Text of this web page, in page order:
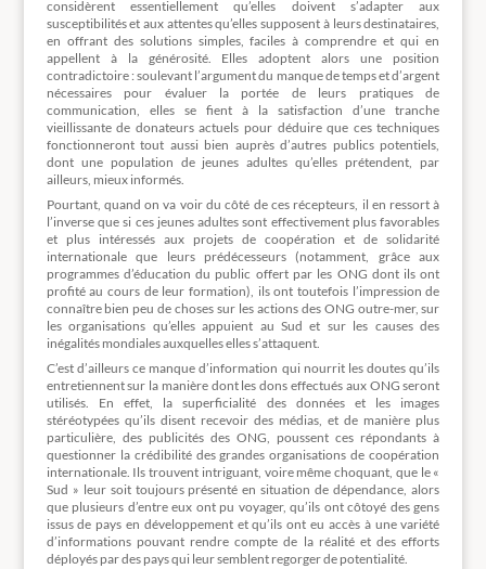
considèrent essentiellement qu’elles doivent s’adapter aux
susceptibilités et aux attentes qu’elles supposent à leurs destinataires,
en offrant des solutions simples, faciles à comprendre et qui en
appellent à la générosité. Elles adoptent alors une position
contradictoire : soulevant l’argument du manque de temps et d’argent
nécessaires pour évaluer la portée de leurs pratiques de
communication, elles se fient à la satisfaction d’une tranche
vieillissante de donateurs actuels pour déduire que ces techniques
fonctionneront tout aussi bien auprès d’autres publics potentiels,
dont une population de jeunes adultes qu’elles prétendent, par
ailleurs, mieux informés.
Pourtant, quand on va voir du côté de ces récepteurs, il en ressort à
l’inverse que si ces jeunes adultes sont effectivement plus favorables
et plus intéressés aux projets de coopération et de solidarité
internationale que leurs prédécesseurs (notamment, grâce aux
programmes d’éducation du public offert par les ONG dont ils ont
profité au cours de leur formation), ils ont toutefois l’impression de
connaître bien peu de choses sur les actions des ONG outre-mer, sur
les organisations qu’elles appuient au Sud et sur les causes des
inégalités mondiales auxquelles elles s’attaquent.
C’est d’ailleurs ce manque d’information qui nourrit les doutes qu’ils
entretiennent sur la manière dont les dons effectués aux ONG seront
utilisés. En effet, la superficialité des données et les images
stéréotypées qu’ils disent recevoir des médias, et de manière plus
particulière, des publicités des ONG, poussent ces répondants à
questionner la crédibilité des grandes organisations de coopération
internationale. Ils trouvent intriguant, voire même choquant, que le «
Sud » leur soit toujours présenté en situation de dépendance, alors
que plusieurs d’entre eux ont pu voyager, qu’ils ont côtoyé des gens
issus de pays en développement et qu’ils ont eu accès à une variété
d’informations pouvant rendre compte de la réalité et des efforts
déployés par des pays qui leur semblent regorger de potentialité.